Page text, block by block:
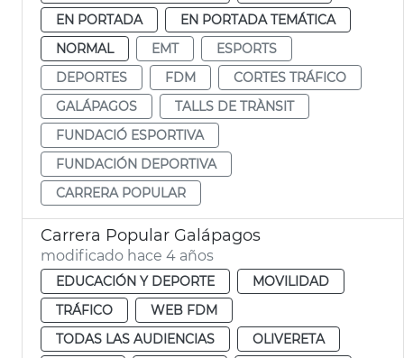
EN PORTADA
EN PORTADA TEMÁTICA
NORMAL
EMT
ESPORTS
DEPORTES
FDM
CORTES TRÁFICO
GALÁPAGOS
TALLS DE TRÀNSIT
FUNDACIÓ ESPORTIVA
FUNDACIÓN DEPORTIVA
CARRERA POPULAR
Carrera Popular Galápagos
modificado hace 4 años
EDUCACIÓN Y DEPORTE
MOVILIDAD
TRÁFICO
WEB FDM
TODAS LAS AUDIENCIAS
OLIVERETA